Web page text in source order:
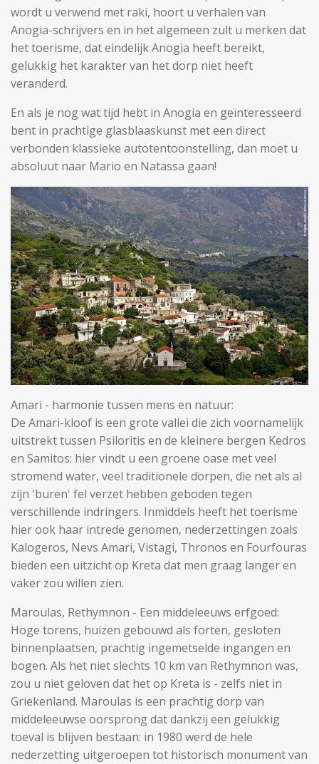
wordt u verwend met raki, hoort u verhalen van
Anogia-schrijvers en in het algemeen zult u merken dat
het toerisme, dat eindelijk Anogia heeft bereikt,
gelukkig het karakter van het dorp niet heeft
veranderd.
En als je nog wat tijd hebt in Anogia en geïnteresseerd
bent in prachtige glasblaaskunst met een direct
verbonden klassieke autotentoonstelling, dan moet u
absoluut naar Mario en Natassa gaan!
Amari - harmonie tussen mens en natuur:
De Amari-kloof is een grote vallei die zich voornamelijk
uitstrekt tussen Psiloritis en de kleinere bergen Kedros
en Samitos: hier vindt u een groene oase met veel
stromend water, veel traditionele dorpen, die net als al
zijn 'buren' fel verzet hebben geboden tegen
verschillende indringers. Inmiddels heeft het toerisme
hier ook haar intrede genomen, nederzettingen zoals
Kalogeros, Nevs Amari, Vistagi, Thronos en Fourfouras
bieden een uitzicht op Kreta dat men graag langer en
vaker zou willen zien.
Maroulas, Rethymnon - Een middeleeuws erfgoed:
Hoge torens, huizen gebouwd als forten, gesloten
binnenplaatsen, prachtig ingemetselde ingangen en
bogen. Als het niet slechts 10 km van Rethymnon was,
zou u niet geloven dat het op Kreta is - zelfs niet in
Griekenland. Maroulas is een prachtig dorp van
middeleeuwse oorsprong dat dankzij een gelukkig
toeval is blijven bestaan: in 1980 werd de hele
nederzetting uitgeroepen tot historisch monument van